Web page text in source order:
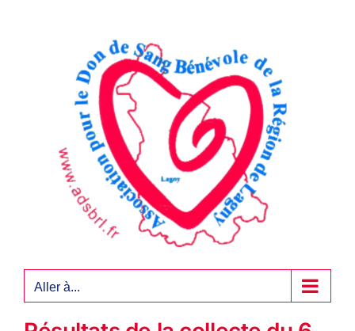
Aller à...